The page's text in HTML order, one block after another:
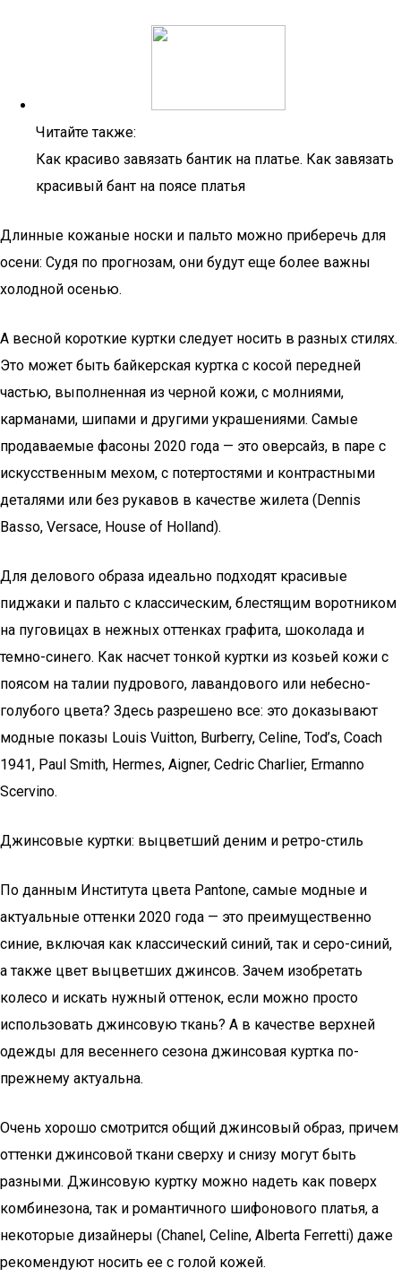
Читайте также:
Как красиво завязать бантик на платье. Как завязать
красивый бант на поясе платья
Длинные кожаные носки и пальто можно приберечь для
осени: Судя по прогнозам, они будут еще более важны
холодной осенью.
А весной короткие куртки следует носить в разных стилях.
Это может быть байкерская куртка с косой передней
частью, выполненная из черной кожи, с молниями,
карманами, шипами и другими украшениями. Самые
продаваемые фасоны 2020 года — это оверсайз, в паре с
искусственным мехом, с потертостями и контрастными
деталями или без рукавов в качестве жилета (Dennis
Basso, Versace, House of Holland).
Для делового образа идеально подходят красивые
пиджаки и пальто с классическим, блестящим воротником
на пуговицах в нежных оттенках графита, шоколада и
темно-синего. Как насчет тонкой куртки из козьей кожи с
поясом на талии пудрового, лавандового или небесно-
голубого цвета? Здесь разрешено все: это доказывают
модные показы Louis Vuitton, Burberry, Celine, Tod’s, Coach
1941, Paul Smith, Hermes, Aigner, Cedric Charlier, Ermanno
Scervino.
Джинсовые куртки: выцветший деним и ретро-стиль
По данным Института цвета Pantone, самые модные и
актуальные оттенки 2020 года — это преимущественно
синие, включая как классический синий, так и серо-синий,
а также цвет выцветших джинсов. Зачем изобретать
колесо и искать нужный оттенок, если можно просто
использовать джинсовую ткань? А в качестве верхней
одежды для весеннего сезона джинсовая куртка по-
прежнему актуальна.
Очень хорошо смотрится общий джинсовый образ, причем
оттенки джинсовой ткани сверху и снизу могут быть
разными. Джинсовую куртку можно надеть как поверх
комбинезона, так и романтичного шифонового платья, а
некоторые дизайнеры (Chanel, Celine, Alberta Ferretti) даже
рекомендуют носить ее с голой кожей.